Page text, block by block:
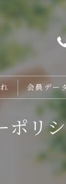
会員デー
ポリ